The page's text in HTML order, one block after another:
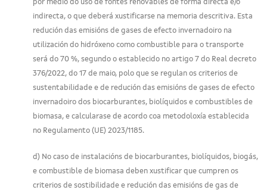
por medio do uso de fontes renovables de forma directa e/o
indirecta, o que deberá xustificarse na memoria descritiva. Esta
redución das emisións de gases de efecto invernadoiro na
utilización do hidróxeno como combustible para o transporte
será do 70 %, segundo o establecido no artigo 7 do Real decreto
376/2022, do 17 de maio, polo que se regulan os criterios de
sustentabilidade e de redución das emisións de gases de efecto
invernadoiro dos biocarburantes, biolíquidos e combustibles de
biomasa, e calcularase de acordo coa metodoloxía establecida
no Regulamento (UE) 2023/1185.
d) No caso de instalacións de biocarburantes, biolíquidos, biogás,
e combustible de biomasa deben xustificar que cumpren os
criterios de sostibilidade e redución das emisións de gas de